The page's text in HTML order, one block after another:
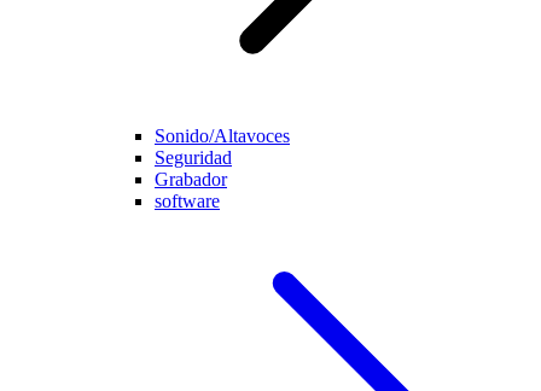
Sonido/Altavoces
Seguridad
Grabador
software